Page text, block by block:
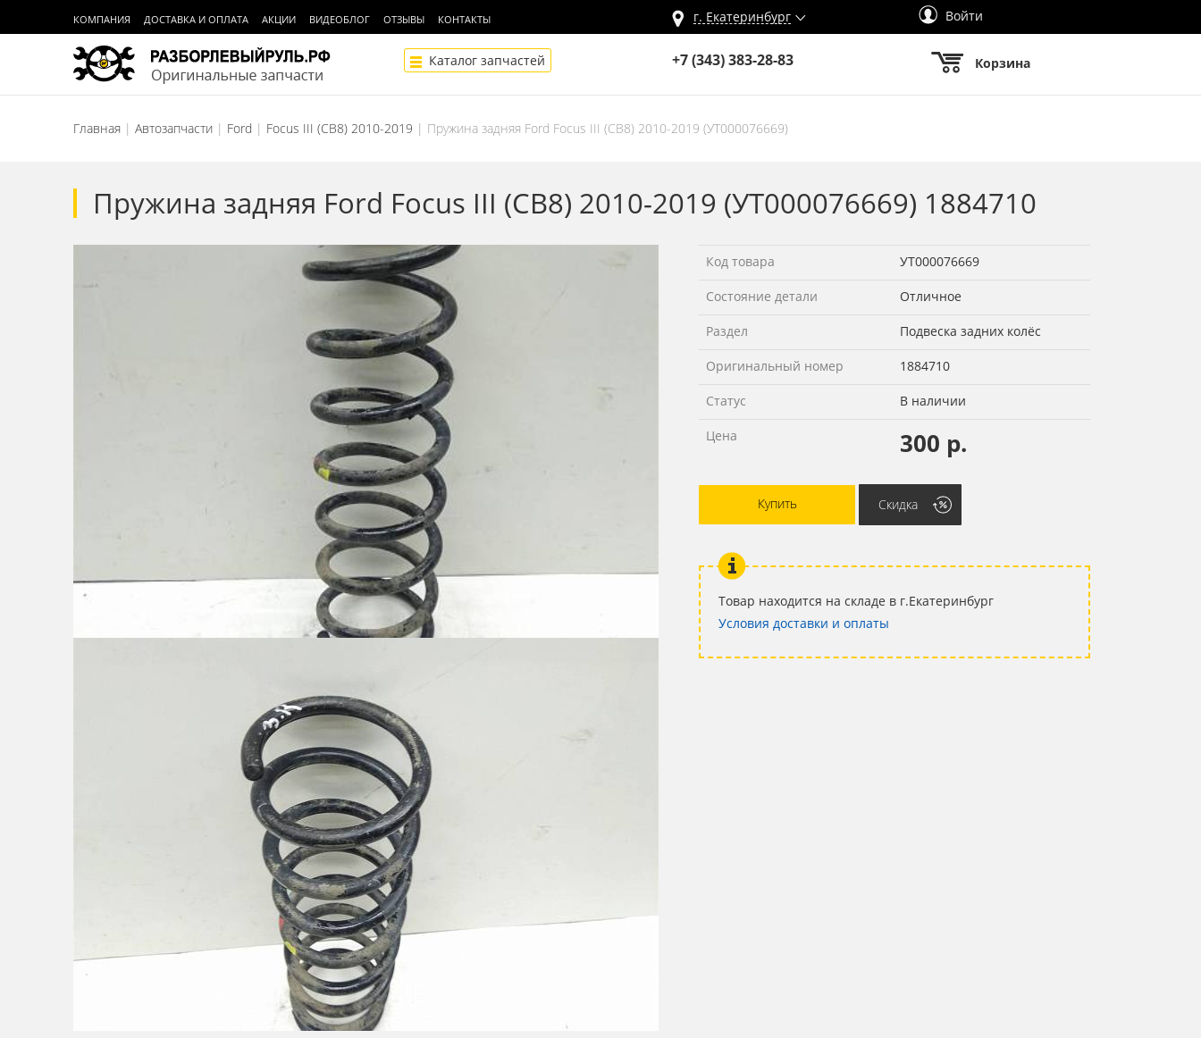
КОМПАНИЯ ДОСТАВКА И ОПЛАТА АКЦИИ ВИДЕОБЛОГ ОТЗЫВЫ КОНТАКТЫ г. Екатеринбург Войти
Каталог запчастей +7 (343) 383-28-83 Корзина
Главная Автозапчасти Ford Focus III (CB8) 2010-2019 Пружина задняя Ford Focus III (CB8) 2010-2019 (УТ000076669)
Пружина задняя Ford Focus III (CB8) 2010-2019 (УТ000076669) 1884710
Код товара УТ000076669
Состояние детали Отличное
Раздел Подвеска задних колёс
Оригинальный номер 1884710
Статус В наличии
Цена 300 р.
Купить Скидка
Товар находится на складе в г.Екатеринбург
Условия доставки и оплаты